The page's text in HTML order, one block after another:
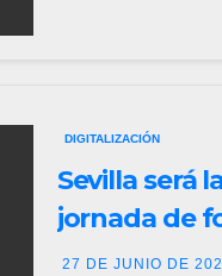
DIGITALIZACIÓN
Sevilla será
jornada de
divulgación
27 DE JUNIO DE